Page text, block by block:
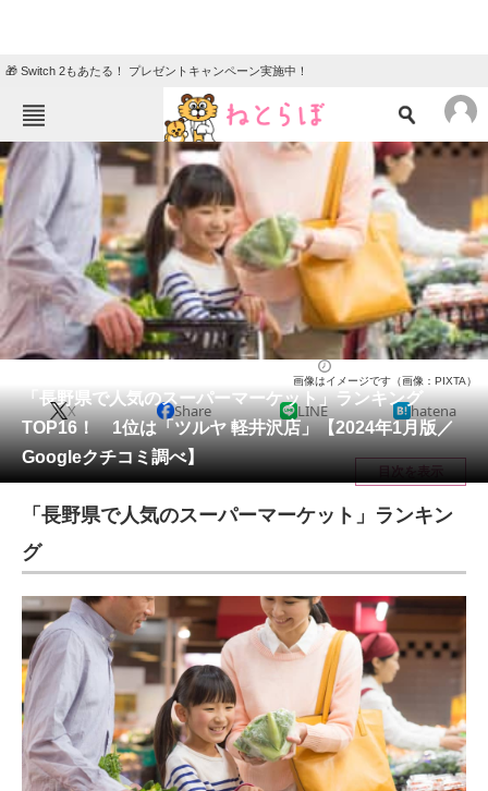
🎁 Switch 2もあたる！ プレゼントキャンペーン実施中！
ねとらぼメニュー
TOP
エンタメ クイズ
グルメ 地域
住まい 教育・育児
動物 リサーチ
会員記事
メディア
注目記事を集めた総合ページ
進化するPCとデバイスの未来
好きが集まる 比べて選べる
ビジネスと働き方のヒント
AI活用のいまが分かる
「長野県で人気のスーパーマーケット」ランキング
TOP16！ 1位は「ツルヤ 軽井沢店」【2024年1月版／
Googleクチコミ調べ】
画像はイメージです（画像：PIXTA）
X Share LINE hatena
目次を表示
「長野県で人気のスーパーマーケット」ランキン
グ